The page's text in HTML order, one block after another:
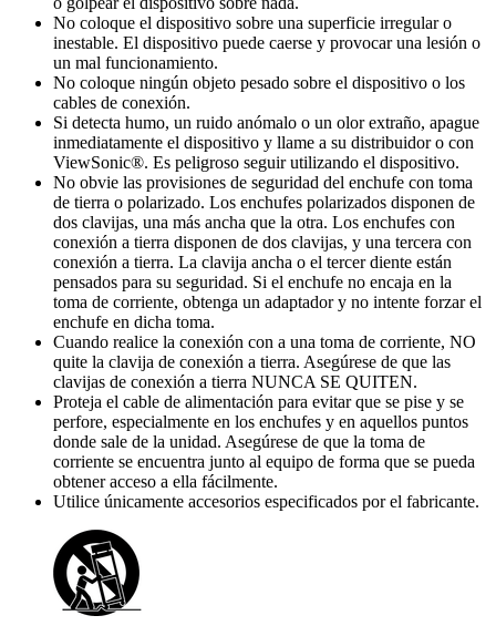
No coloque el dispositivo sobre una superficie irregular o
inestable. El dispositivo puede caerse y provocar una lesión o
un mal funcionamiento.
No coloque ningún objeto pesado sobre el dispositivo o los
cables de conexión.
Si detecta humo, un ruido anómalo o un olor extraño, apague
inmediatamente el dispositivo y llame a su distribuidor o con
ViewSonic®. Es peligroso seguir utilizando el dispositivo.
No obvie las provisiones de seguridad del enchufe con toma
de tierra o polarizado. Los enchufes polarizados disponen de
dos clavijas, una más ancha que la otra. Los enchufes con
conexión a tierra disponen de dos clavijas, y una tercera con
conexión a tierra. La clavija ancha o el tercer diente están
pensados para su seguridad. Si el enchufe no encaja en la
toma de corriente, obtenga un adaptador y no intente forzar el
enchufe en dicha toma.
Cuando realice la conexión con a una toma de corriente, NO
quite la clavija de conexión a tierra. Asegúrese de que las
clavijas de conexión a tierra NUNCA SE QUITEN.
Proteja el cable de alimentación para evitar que se pise y se
perfore, especialmente en los enchufes y en aquellos puntos
donde sale de la unidad. Asegúrese de que la toma de
corriente se encuentra junto al equipo de forma que se pueda
obtener acceso a ella fácilmente.
Utilice únicamente accesorios especificados por el fabricante.